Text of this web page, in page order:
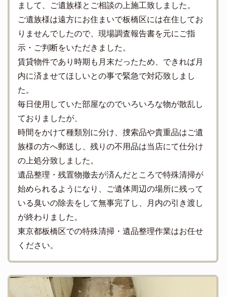
まして、ご遺族様とご相談の上施工致しました。
ご遺族様は遠方にお住まいで板橋区には在住してお
りませんでしたので、現場調査報告書を元にご指
示・ご判断をいただきました。
賃貸物件であり時期も月末だったため、できれば月
内に済ませてほしいとの事で緊急で対応致しまし
た。
毎日使用していた部屋なのでいろいろな物が散乱し
ておりましたが、
時間をかけて種類別に分け、捜索品や貴重品はご遺
族様の方へ郵送し、残りの不用品は当店にて仕分け
の上処分致しました。
遺品整理・残置物撤去が済んだところで特殊清掃が
始められるようになり、ご遺体周辺の場所に残って
いる臭いの除去をして無事完了し、月内の引き渡し
が終わりました。
東京都板橋区での特殊清掃・遺品整理作業はお任せ
ください。